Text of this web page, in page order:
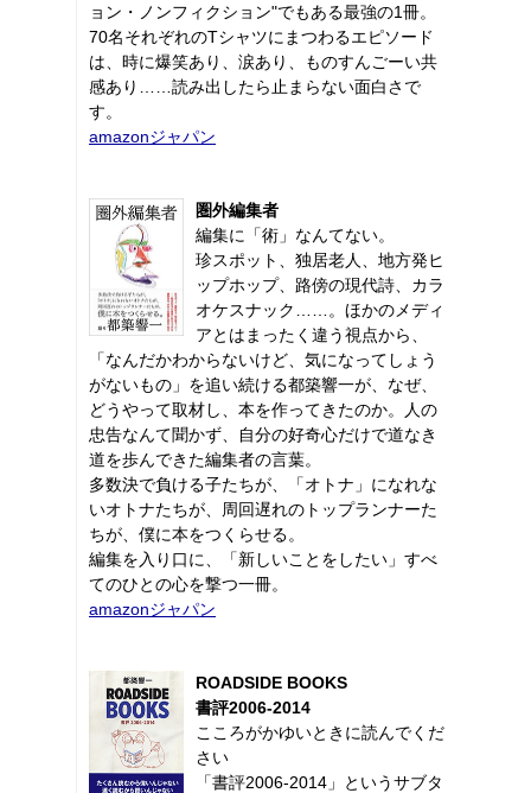
ョン・ノンフィクション"でもある最強の1冊。
70名それぞれのTシャツにまつわるエピソード
は、時に爆笑あり、涙あり、ものすんごーい共
感あり……読み出したら止まらない面白さで
す。
amazonジャパン
圏外編集者
編集に「術」なんてない。
珍スポット、独居老人、地方発ヒ
ップホップ、路傍の現代詩、カラ
オケスナック……。ほかのメディ
アとはまったく違う視点から、
「なんだかわからないけど、気になってしょう
がないもの」を追い続ける都築響一が、なぜ、
どうやって取材し、本を作ってきたのか。人の
忠告なんて聞かず、自分の好奇心だけで道なき
道を歩んできた編集者の言葉。
多数決で負ける子たちが、「オトナ」になれな
いオトナたちが、周回遅れのトップランナーた
ちが、僕に本をつくらせる。
編集を入り口に、「新しいことをしたい」すべ
てのひとの心を撃つ一冊。
amazonジャパン
ROADSIDE BOOKS
書評2006-2014
こころがかゆいときに読んでくだ
さい
「書評2006-2014」というサブタ